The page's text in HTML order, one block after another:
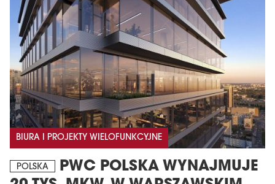
BIURA I PROJEKTY WIELOFUNKCYJNE
POLSKA
PWC POLSKA WYNAJMUJE